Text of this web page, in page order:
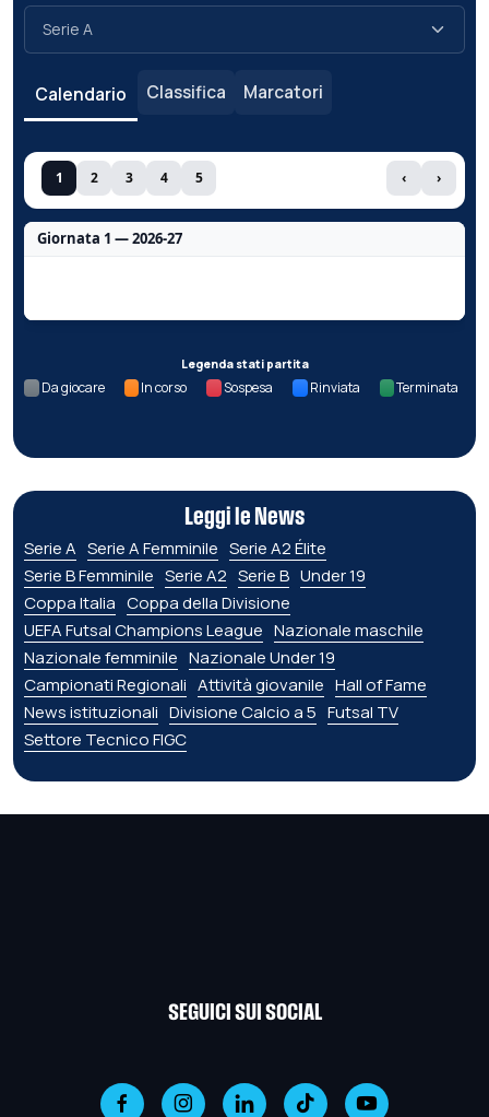
Calendario Classifica Marcatori
1 2 3 4 5 ‹ ›
Giornata 1 — 2026-27
Legenda stati partita
Da giocare In corso Sospesa Rinviata Terminata
Leggi le News
Serie A Serie A Femminile Serie A2 Élite
Serie B Femminile Serie A2 Serie B Under 19
Coppa Italia Coppa della Divisione
UEFA Futsal Champions League Nazionale maschile
Nazionale femminile Nazionale Under 19
Campionati Regionali Attività giovanile Hall of Fame
News istituzionali Divisione Calcio a 5 Futsal TV
Settore Tecnico FIGC
SEGUICI SUI SOCIAL